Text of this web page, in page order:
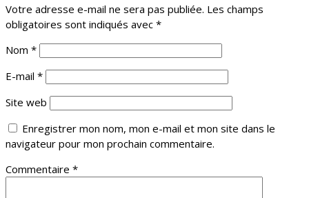
Votre adresse e-mail ne sera pas publiée. Les champs
obligatoires sont indiqués avec *
Nom *
E-mail *
Site web
Enregistrer mon nom, mon e-mail et mon site dans le
navigateur pour mon prochain commentaire.
Commentaire *